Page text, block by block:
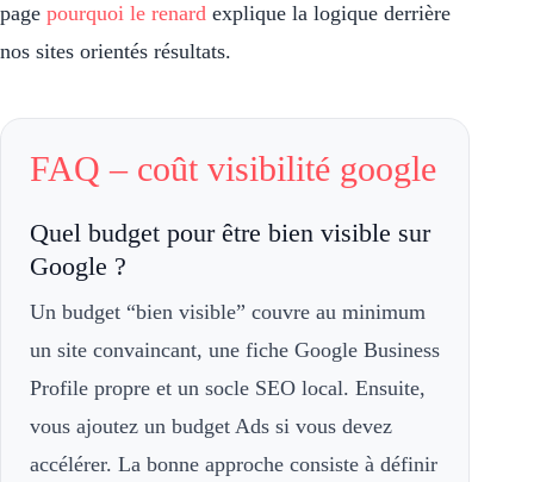
page pourquoi le renard explique la logique derrière
nos sites orientés résultats.
FAQ – coût visibilité google
Quel budget pour être bien visible sur
Google ?
Un budget “bien visible” couvre au minimum
un site convaincant, une fiche Google Business
Profile propre et un socle SEO local. Ensuite,
vous ajoutez un budget Ads si vous devez
accélérer. La bonne approche consiste à définir